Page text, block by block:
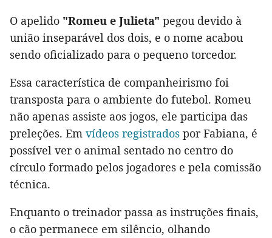
O apelido "Romeu e Julieta" pegou devido à
união inseparável dos dois, e o nome acabou
sendo oficializado para o pequeno torcedor.
Essa característica de companheirismo foi
transposta para o ambiente do futebol. Romeu
não apenas assiste aos jogos, ele participa das
preleções. Em vídeos registrados por Fabiana, é
possível ver o animal sentado no centro do
círculo formado pelos jogadores e pela comissão
técnica.
Enquanto o treinador passa as instruções finais,
o cão permanece em silêncio, olhando